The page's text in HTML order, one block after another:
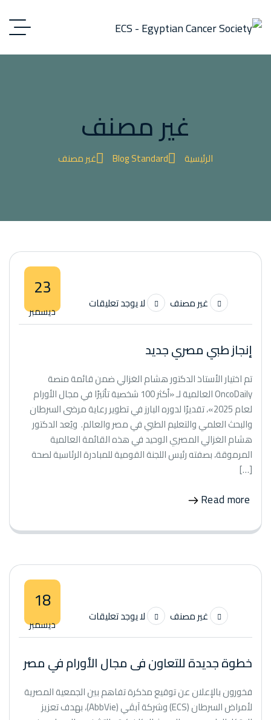
غير مصنف
الرئيسية Blog Standard غير مصنف
23
ديسمبر غير مصنف لا يوجد تعليقات
إنجاز طبي مصري جديد
تم اختيار الأستاذ الدكتور هشام الغزالي ضمن قائمة منصة
OncoDaily العالمية لـ «أكثر 100 شخصية تأثيرًا في مجال الأورام
لعام 2025»، تقديرًا لدوره البارز في تطوير رعاية مرضى السرطان
والبحث العلمي والتعليم الطبي في مصر والعالم. ​ ويُعد الدكتور
هشام الغزالي المصري الوحيد في هذه القائمة العالمية
المرموقة، بصفته رئيس اللجنة القومية للمبادرة الرئاسية لصحة
[…]
Read more
18
ديسمبر غير مصنف لا يوجد تعليقات
خطوة جديدة للتعاون فى مجال الأورام في مصر
فخورون بالإعلان عن توقيع مذكرة تفاهم بين الجمعية المصرية
لأمراض السرطان (ECS) وشركة آبڤي (AbbVie)، بهدف تعزيز